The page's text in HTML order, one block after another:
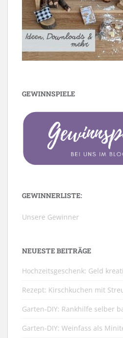
GEWINNSPIELE
GEWINNERLISTE:
Unsere Gewinner
NEUESTE BEITRÄGE
Hochzeitsgeschenk: Geld
Rezept: Kirschkuchen mit
Garten-DIY: Rankhilfe selber
Garten-DIY: Weinfass als